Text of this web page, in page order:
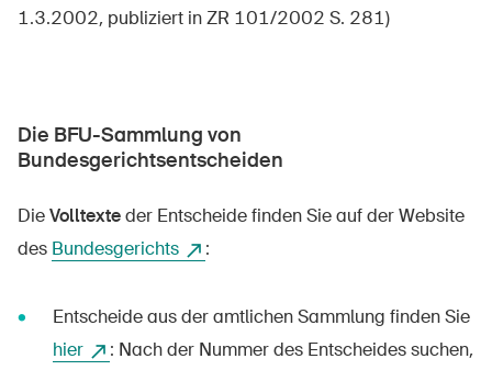
1.3.2002, publiziert in ZR 101/2002 S. 281)
Die BFU-Sammlung von
Bundesgerichtsentscheiden
DieVolltexteder Entscheide finden Sie auf der Website
des Bundesgerichts :
Entscheide aus der amtlichen Sammlung finden Sie
hier
: Nach der Nummer des Entscheides suchen,